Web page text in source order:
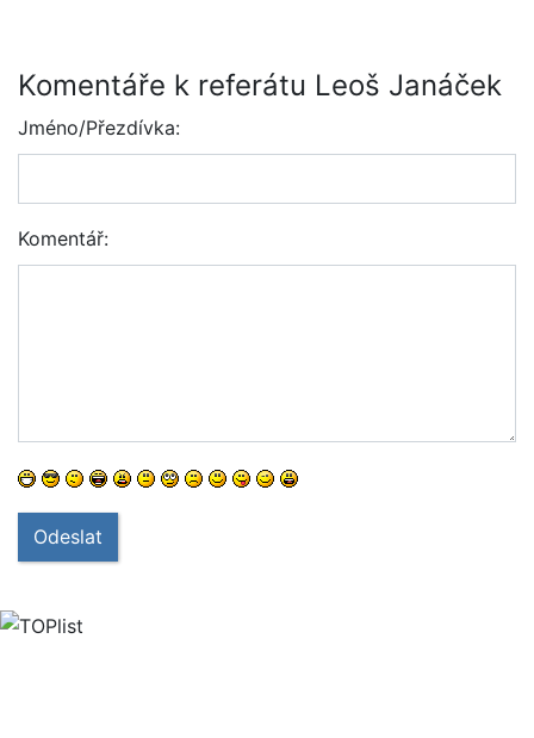
Komentáře k referátu Leoš Janáček
Jméno/Přezdívka:
Komentář:
Odeslat